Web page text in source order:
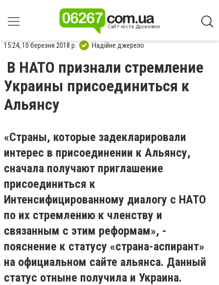
15:24, 10 березня 2018 р. Надійне джерело
В НАТО признали стремление
Украины присоединиться к
Альянсу
«Страны, которые задекларировали
интерес в присоединении к Альянсу,
сначала получают приглашение
присоединиться к
Интенсифицированному диалогу с НАТО
по их стремлению к членству и
связанным с этим реформам», -
пояснение к статусу «страна-аспирант»
на официальном сайте альянса. Данный
статус отныне получила и Украина.